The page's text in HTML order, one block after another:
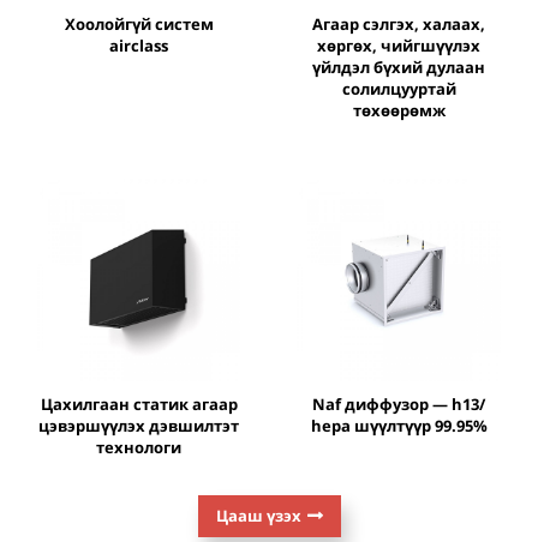
хоолойгүй систем
airclass
агаар сэлгэх, халаах,
хөргөх, чийгшүүлэх
үйлдэл бүхий дулаан
солилцууртай
төхөөрөмж
цахилгаан статик агаар
цэвэршүүлэх дэвшилтэт
технологи
naf диффузор — h13/
hepa шүүлтүүр 99.95%
Цааш үзэх